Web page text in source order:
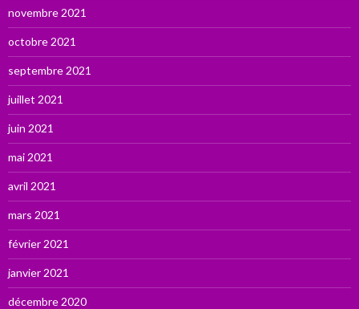
novembre 2021
octobre 2021
septembre 2021
juillet 2021
juin 2021
mai 2021
avril 2021
mars 2021
février 2021
janvier 2021
décembre 2020